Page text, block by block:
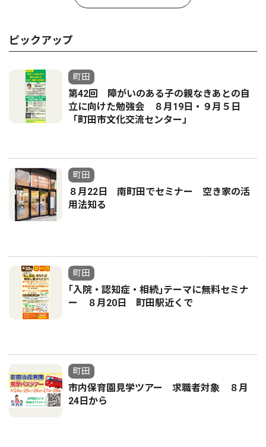
ピックアップ
町田
第42回 障がいのある子の親なきあとの自
立に向けた勉強会 ８月19日・９月５日
「町田市文化交流センター」
町田
８月22日 南町田でセミナー 空き家の活
用法知る
町田
｢入院・認知症・相続｣テーマに無料セミナ
ー ８月20日 町田駅近くで
町田
市内保育園見学ツアー 求職者対象 ８月
24日から